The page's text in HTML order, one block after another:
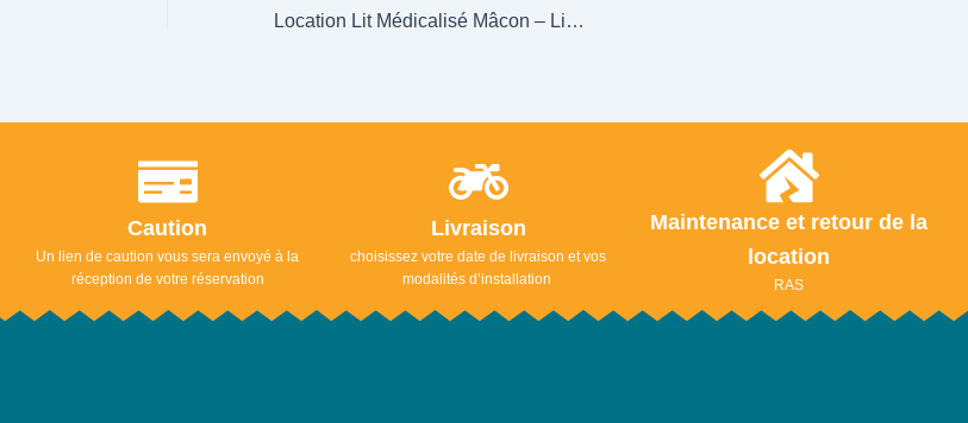
Location Lit Médicalisé Mâcon – Livraison | SANTE SERVICES
Caution
Un lien de caution vous sera envoyé à la
réception de votre réservation
Livraison
choisissez votre date de livraison et vos
modalités d’installation
Maintenance et retour de la
location
RAS